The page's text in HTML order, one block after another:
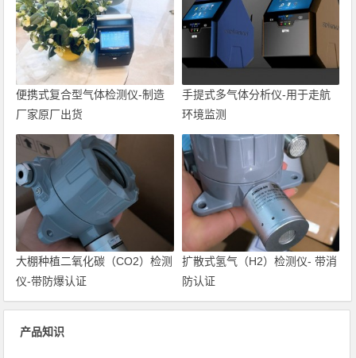
便携式复合型气体检测仪-制造
厂家原厂出货
手提式多气体分析仪-用于走航
环境监测
大棚种植二氧化碳（CO2）检测
仪-带防爆认证
扩散式氢气（H2）检测仪- 带消
防认证
产品知识